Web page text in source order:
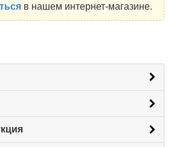
в нашем интернет-магазине.